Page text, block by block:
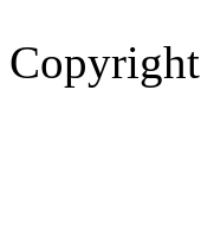
Copyright